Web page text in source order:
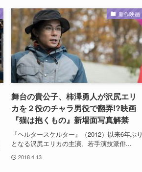
新作映画
舞台の貴公子、柿澤勇人が沢尻エリ
カを２役のチャラ男役で翻弄!?映画
『猫は抱くもの』新場面写真解禁
『ヘルタースケルター』（2012）以来6年ぶり
となる沢尻エリカの主演、若手演技派俳...
2018.4.13